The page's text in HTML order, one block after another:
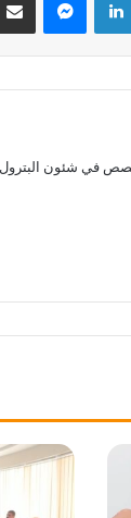
في شئون البترول